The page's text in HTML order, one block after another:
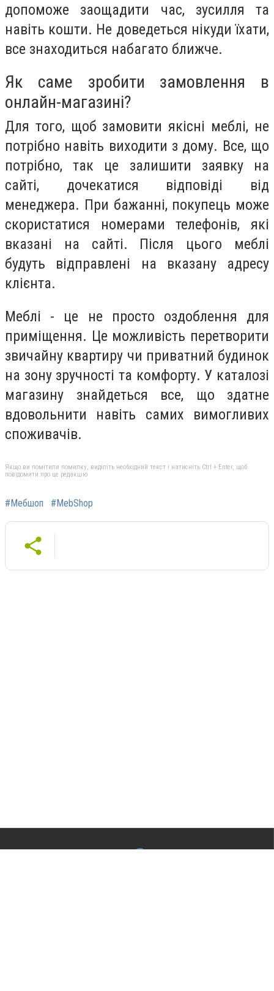
допоможе заощадити час, зусилля та
навіть кошти. Не доведеться нікуди їхати,
все знаходиться набагато ближче.
Як саме зробити замовлення в
онлайн-магазині?
Для того, щоб замовити якісні меблі, не
потрібно навіть виходити з дому. Все, що
потрібно, так це залишити заявку на
сайті, дочекатися відповіді від
менеджера. При бажанні, покупець може
скористатися номерами телефонів, які
вказані на сайті. Після цього меблі
будуть відправлені на вказану адресу
клієнта.
Меблі - це не просто оздоблення для
приміщення. Це можливість перетворити
звичайну квартиру чи приватний будинок
на зону зручності та комфорту. У каталозі
магазину знайдеться все, що здатне
вдовольнити навіть самих вимогливих
споживачів.
Якщо ви помітили помилку, виділіть необхідний текст і натисніть Ctrl + Enter, щоб
повідомити про це редакцію
#Мебшоп #MebShop